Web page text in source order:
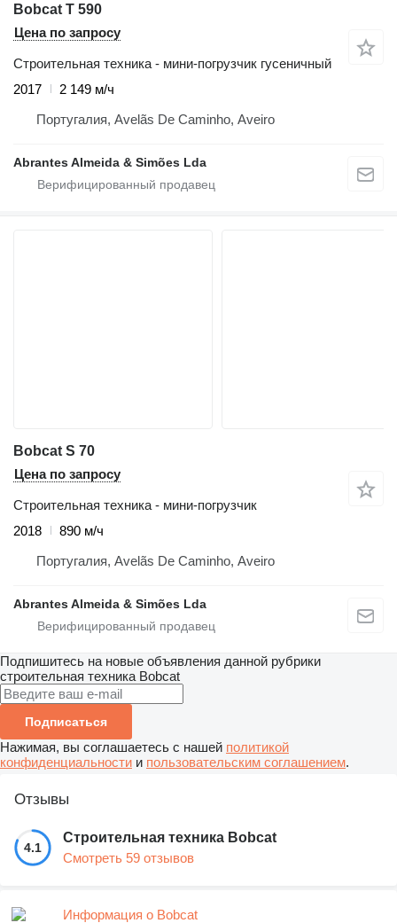
Bobcat T 590
Цена по запросу
Строительная техника - мини-погрузчик гусеничный
2017
2 149 м/ч
Португалия, Avelãs De Caminho, Aveiro
Abrantes Almeida & Simões Lda
Bobcat S 70
Цена по запросу
Строительная техника - мини-погрузчик
2018
890 м/ч
Португалия, Avelãs De Caminho, Aveiro
Abrantes Almeida & Simões Lda
Подпишитесь на новые объявления данной рубрики
строительная техника Bobcat
Подписаться
Нажимая, вы соглашаетесь с нашей политикой
конфиденциальности и пользовательским соглашением.
Отзывы
4.1
Строительная техника Bobcat
Смотреть 59 отзывов
Информация о Bobcat